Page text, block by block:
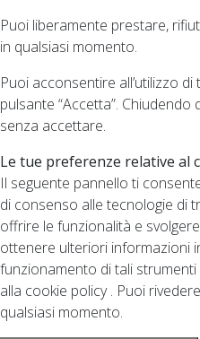
Puoi liberamente prestare,
in qualsiasi momento.
Puoi acconsentire all’utilizzo
pulsante “Accetta”.
senza accettare.
Le tue preferenze relative al
Il seguente pannello ti
di consenso alle tecnologie di
offrire le funzionalità e
ottenere ulteriori informazioni
funzionamento di tali
alla cookie policy . Puoi
qualsiasi momento.